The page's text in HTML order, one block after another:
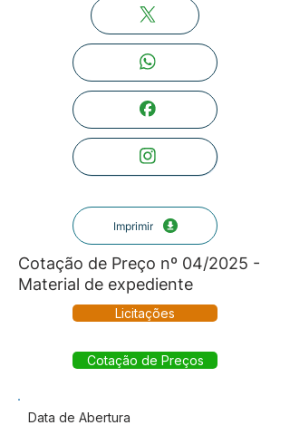
Imprimir
Cotação de Preço nº 04/2025 -
Material de expediente
Licitações
Cotação de Preços
Data de Abertura